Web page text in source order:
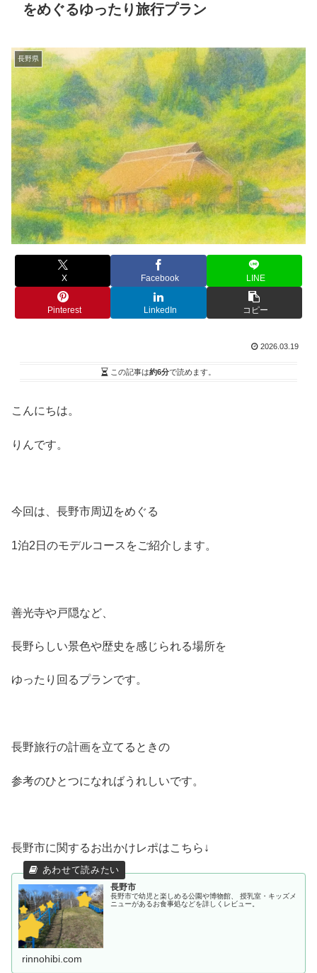
をめぐるゆったり旅行プラン
長野県
X Facebook LINE
Pinterest LinkedIn コピー
2026.03.19
この記事は約6分で読めます。
こんにちは。
りんです。
今回は、長野市周辺をめぐる
1泊2日のモデルコースをご紹介します。
善光寺や戸隠など、
長野らしい景色や歴史を感じられる場所を
ゆったり回るプランです。
長野旅行の計画を立てるときの
参考のひとつになればうれしいです。
長野市に関するお出かけレポはこちら↓
長野市
長野市で幼児と楽しめる公園や博物館、 授乳室・キッズメ
ニューがあるお食事処などを詳しくレビュー。
rinnohibi.com